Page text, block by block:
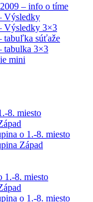
– info o tíme
Výsledky
Výsledky 3×3
tabuľka súťaže
tabulka 3×3
mini
8. miesto
o 1.-8. miesto
Západ
1.-8. miesto
o 1.-8. miesto